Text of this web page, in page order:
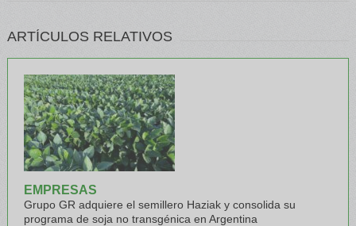
ARTÍCULOS RELATIVOS
EMPRESAS
Grupo GR adquiere el semillero Haziak y consolida su
programa de soja no transgénica en Argentina